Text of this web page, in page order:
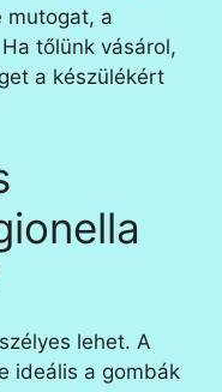
mutogat, a
tőlünk vásárol,
a készülékért
lehet. A
ideális a gombák